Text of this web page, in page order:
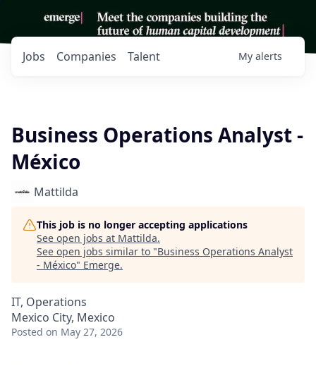
Jobs Companies Talent My alerts
Business Operations Analyst -
México
Mattilda
This job is no longer accepting applications
See open jobs at Mattilda.
See open jobs similar to "Business Operations Analyst
- México" Emerge.
IT, Operations
Mexico City, Mexico
Posted on May 27, 2026